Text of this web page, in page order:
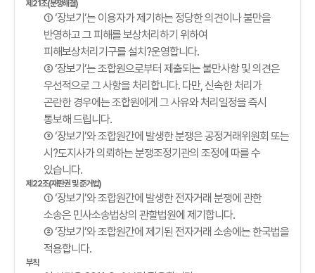
제21조(분쟁해결)
① ‘장보기’는 이용자가 제기하는 정당한 의견이나 불만을
반영하고 그 피해를 보상처리하기 위하여
피해보상처리기구를 설치?운영합니다.
② ‘장보기’는 조합원으로부터 제출되는 불만사항 및 의견은
우선적으로 그 사항을 처리합니다. 다만, 신속한 처리가
곤란한 경우에는 조합원에게 그 사유와 처리일정을 즉시
통보해 드립니다.
③ ‘장보기’와 조합원간에 발생한 분쟁은 공정거래위원회 또는
시?도지사가 의뢰하는 분쟁조정기관의 조정에 따를 수
있습니다.
제22조(재판권 및 준거법)
① ‘장보기’와 조합원간에 발생한 전자거래 분쟁에 관한
소송은 민사소송법상의 관할법원에 제기합니다.
② ‘장보기’와 조합원간에 제기된 전자거래 소송에는 한국법을
적용합니다.
부칙